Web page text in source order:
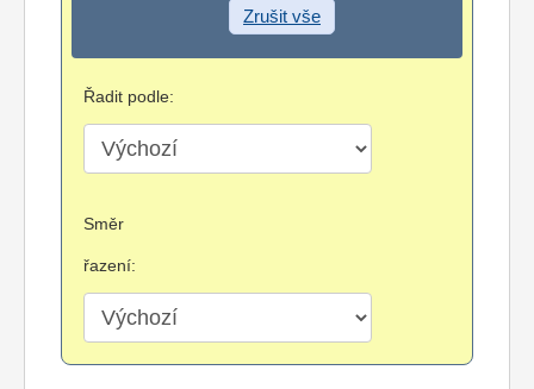
Zrušit vše
Řadit podle:
Směr
řazení: